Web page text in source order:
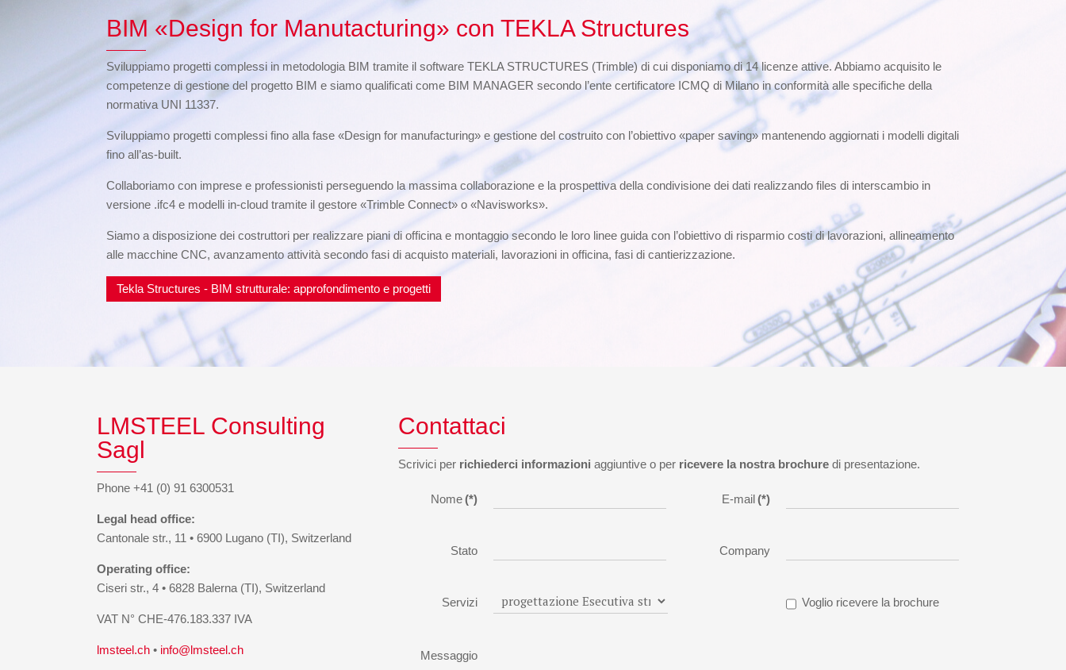
BIM «Design for Manutacturing» con TEKLA Structures
Sviluppiamo progetti complessi in metodologia BIM tramite il software TEKLA STRUCTURES (Trimble) di cui disponiamo di 14 licenze attive. Abbiamo acquisito le
competenze di gestione del progetto BIM e siamo qualificati come BIM MANAGER secondo l’ente certificatore ICMQ di Milano in conformità alle specifiche della
normativa UNI 11337.
Sviluppiamo progetti complessi fino alla fase «Design for manufacturing» e gestione del costruito con l’obiettivo «paper saving» mantenendo aggiornati i modelli digitali
fino all’as-built.
Collaboriamo con imprese e professionisti perseguendo la massima collaborazione e la prospettiva della condivisione dei dati realizzando files di interscambio in
versione .ifc4 e modelli in-cloud tramite il gestore «Trimble Connect» o «Navisworks».
Siamo a disposizione dei costruttori per realizzare piani di officina e montaggio secondo le loro linee guida con l’obiettivo di risparmio costi di lavorazioni, allineamento
alle macchine CNC, avanzamento attività secondo fasi di acquisto materiali, lavorazioni in officina, fasi di cantierizzazione.
Tekla Structures - BIM strutturale: approfondimento e progetti
LMSTEEL Consulting
Sagl
Phone +41 (0) 91 6300531
Legal head office:
Cantonale str., 11 • 6900 Lugano (TI), Switzerland
Operating office:
Ciseri str., 4 • 6828 Balerna (TI), Switzerland
VAT N° CHE-476.183.337 IVA
lmsteel.ch • info@lmsteel.ch
Contattaci
Scrivici per richiederci informazioni aggiuntive o per ricevere la nostra brochuredi presentazione.
Nome(*)
Stato
Servizi
E-mail(*)
Company
Voglio ricevere la brochure
Messaggio